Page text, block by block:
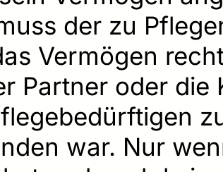
der zu
Vermögen
Partner oder die
war. Nur